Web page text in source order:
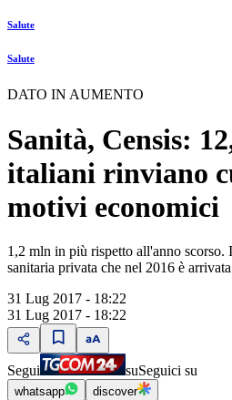
Salute
Salute
DATO IN AUMENTO
Sanità, Censis:
italiani rinviano
motivi economici
1,2 mln in più rispetto all'anno scorso.
sanitaria privata che nel 2016 è
31 Lug 2017 - 18:22
31 Lug 2017 - 18:22
Segui suSeguici su
whatsapp discover